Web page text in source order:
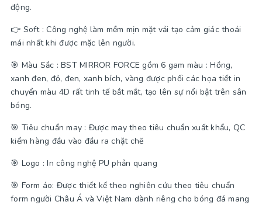
động.
👉 Soft : Công nghệ làm mềm mịn mặt vải tạo cảm giác thoái
mái nhất khi được mặc lên người.
🎯 Màu Sắc : BST MIRROR FORCE gồm 6 gam màu : Hồng,
xanh đen, đỏ, đen, xanh bích, vàng được phối các họa tiết in
chuyển màu 4D rất tinh tế bắt mắt, tạo lên sự nổi bật trên sân
bóng.
🎯 Tiêu chuẩn may : Được may theo tiêu chuẩn xuất khẩu, QC
kiểm hàng đầu vào đầu ra chặt chẽ
🎯 Logo : In công nghệ PU phản quang
🎯 Form áo: Được thiết kế theo nghiên cứu theo tiêu chuẩn
form người Châu Á và Việt Nam dành riêng cho bóng đá mang